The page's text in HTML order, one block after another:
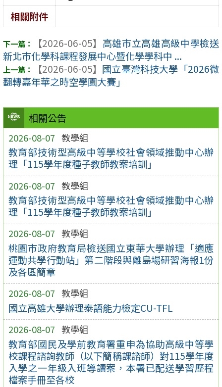
相關公告
2026-08-07 教學組
教育部技術型高級中等學校社會領域推動中心辦
理「115學年度種子教師教案培訓」
2026-08-07 教學組
教育部技術型高級中等學校社會領域推動中心辦
理「115學年度種子教師教案培訓」
2026-08-07 教學組
桃園市政府教育局檢送國立東華大學辦理「適應
運動共學行動站」第二階段與離島場研習海報1份
及各區簡章
2026-08-07 教學組
國立高雄大學辦理泰語能力檢定CU-TFL
2026-08-07 教學組
教育部國民及學前教育署重申為協助高級中等學
校課程諮詢教師（以下簡稱課諮師）對115學年度
入學之一年級入班導讀案，本署已配送學習歷程
檔案手冊至各校
相關附件
【2026-06-05】 高雄市立高雄高級中學檢送
新北市化學科課程發展中心暨化學學科中 ...
【2026-06-05】 國立臺灣科技大學「2026微
翻轉嘉年華之時空學園大賽」